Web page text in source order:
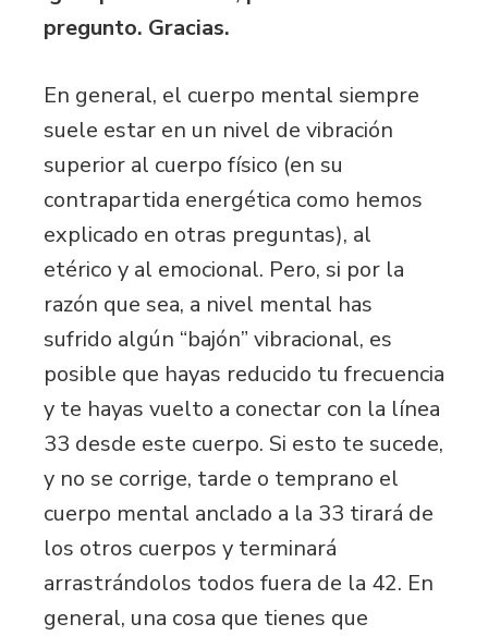
pregunto. Gracias.
En general, el cuerpo mental siempre
suele estar en un nivel de vibración
superior al cuerpo físico (en su
contrapartida energética como hemos
explicado en otras preguntas), al
etérico y al emocional. Pero, si por la
razón que sea, a nivel mental has
sufrido algún “bajón” vibracional, es
posible que hayas reducido tu frecuencia
y te hayas vuelto a conectar con la línea
33 desde este cuerpo. Si esto te sucede,
y no se corrige, tarde o temprano el
cuerpo mental anclado a la 33 tirará de
los otros cuerpos y terminará
arrastrándolos todos fuera de la 42. En
general, una cosa que tienes que